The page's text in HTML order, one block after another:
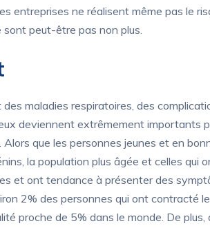
entreprises ne réalisent même pas le
peut-être pas non plus.
maladies respiratoires, des
deviennent extrêmement importants
que les personnes jeunes et en
la population plus âgée et celles qui
et ont tendance à présenter des
2% des personnes qui ont contracté
proche de 5% dans le monde. De plus,